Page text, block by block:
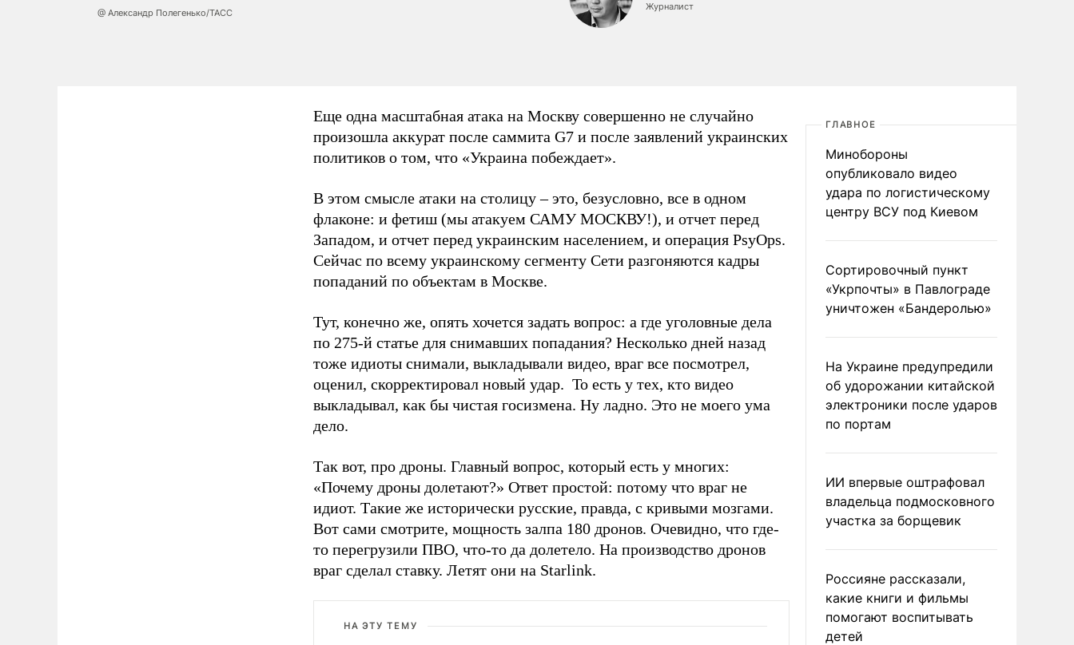
@ Александр Полегенько/ТАСС
Журналист
Еще одна масштабная атака на Москву совершенно не случайно
произошла аккурат после саммита G7 и после заявлений украинских
политиков о том, что «Украина побеждает».
В этом смысле атаки на столицу – это, безусловно, все в одном
флаконе: и фетиш (мы атакуем САМУ МОСКВУ!), и отчет перед
Западом, и отчет перед украинским населением, и операция PsyOps.
Сейчас по всему украинскому сегменту Сети разгоняются кадры
попаданий по объектам в Москве.
Тут, конечно же, опять хочется задать вопрос: а где уголовные дела
по 275-й статье для снимавших попадания? Несколько дней назад
тоже идиоты снимали, выкладывали видео, враг все посмотрел,
оценил, скорректировал новый удар. То есть у тех, кто видео
выкладывал, как бы чистая госизмена. Ну ладно. Это не моего ума
дело.
Так вот, про дроны. Главный вопрос, который есть у многих:
«Почему дроны долетают?» Ответ простой: потому что враг не
идиот. Такие же исторически русские, правда, с кривыми мозгами.
Вот сами смотрите, мощность залпа 180 дронов. Очевидно, что где-
то перегрузили ПВО, что-то да долетело. На производство дронов
враг сделал ставку. Летят они на Starlink.
НА ЭТУ ТЕМУ
ГЛАВНОЕ
Минобороны
опубликовало видео
удара по логистическому
центру ВСУ под Киевом
Сортировочный пункт
«Укрпочты» в Павлограде
уничтожен «Бандеролью»
На Украине предупредили
об удорожании китайской
электроники после ударов
по портам
ИИ впервые оштрафовал
владельца подмосковного
участка за борщевик
Россияне рассказали,
какие книги и фильмы
помогают воспитывать
детей